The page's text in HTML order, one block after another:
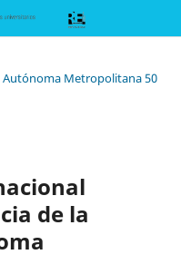
Autónoma Metropolitana 50
de la